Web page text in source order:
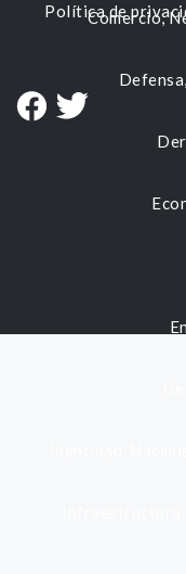
Comercio,
Política de